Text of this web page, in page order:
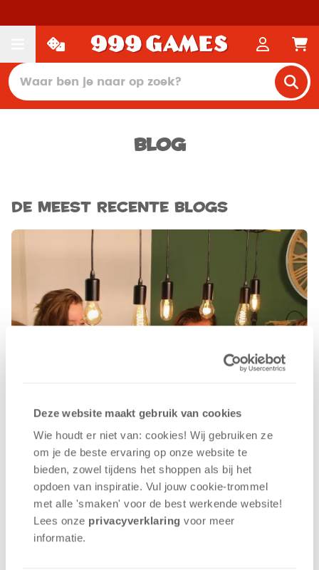
Deze website maakt gebruik van cookies
Wie houdt er niet van: cookies! Wij gebruiken ze
om je de beste ervaring op onze website te
bieden, zowel tijdens het shoppen als bij het
opdoen van inspiratie. Vul jouw cookie-trommel
met alle 'smaken' voor de best werkende website​!
Lees onze privacyverklaring voor meer
informatie.
Blog
De meest recente blogs
Galli
Melvin van der Stoop 12 minuten